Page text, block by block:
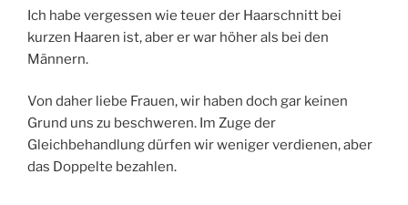
Ich habe vergessen wie teuer der Haarschnitt bei
kurzen Haaren ist, aber er war höher als bei den
Männern.
Von daher liebe Frauen, wir haben doch gar keinen
Grund uns zu beschweren. Im Zuge der
Gleichbehandlung dürfen wir weniger verdienen, aber
das Doppelte bezahlen.